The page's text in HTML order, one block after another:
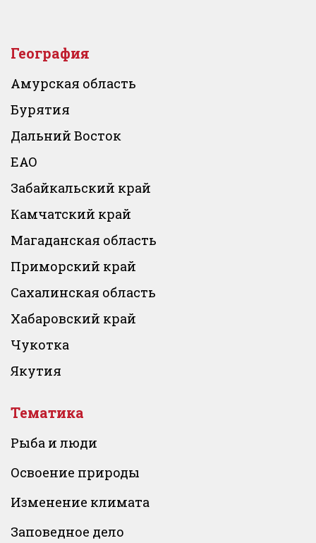
География
Амурская область
Бурятия
Дальний Восток
ЕАО
Забайкальский край
Камчатский край
Магаданская область
Приморский край
Сахалинская область
Хабаровский край
Чукотка
Якутия
Тематика
Рыба и люди
Освоение природы
Изменение климата
Заповедное дело